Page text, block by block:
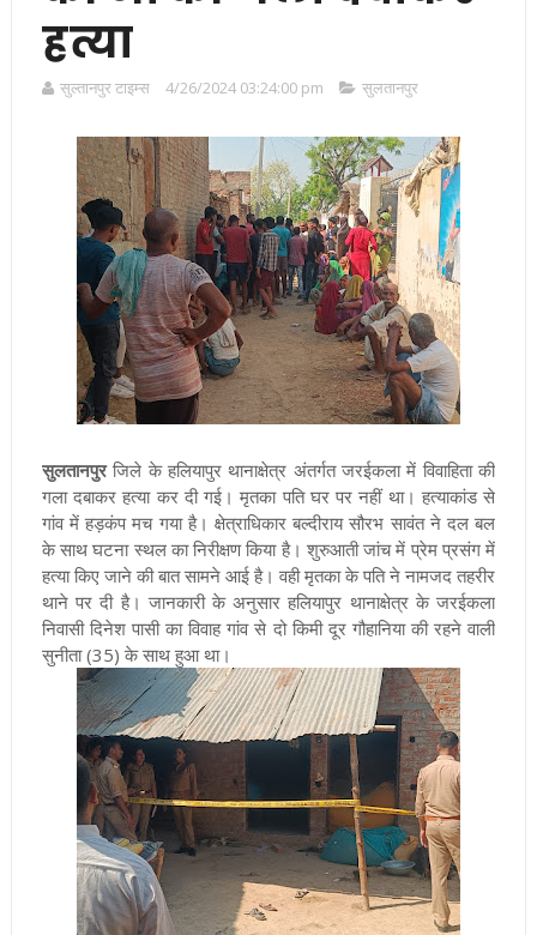
हत्या
सुल्तानपुर टाइम्स 4/26/2024 03:24:00 pm सुलतानपुर
सुलतानपुरजिले के हलियापुर थानाक्षेत्र अंतर्गत जरईकला में विवाहिता की
गला दबाकर हत्या कर दी गई। मृतका पति घर पर नहीं था। हत्याकांड से
गांव में हड़कंप मच गया है। क्षेत्राधिकार बल्दीराय सौरभ सावंत ने दल बल
के साथ घटना स्थल का निरीक्षण किया है। शुरुआती जांच में प्रेम प्रसंग में
हत्या किए जाने की बात सामने आई है। वही मृतका के पति ने नामजद तहरीर
थाने पर दी है। जानकारी के अनुसार हलियापुर थानाक्षेत्र के जरईकला
निवासी दिनेश पासी का विवाह गांव से दो किमी दूर गौहानिया की रहने वाली
सुनीता (35) के साथ हुआ था।